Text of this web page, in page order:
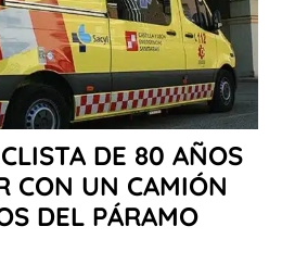
DE 80 AÑOS
CON UN CAMIÓN
DEL PÁRAMO